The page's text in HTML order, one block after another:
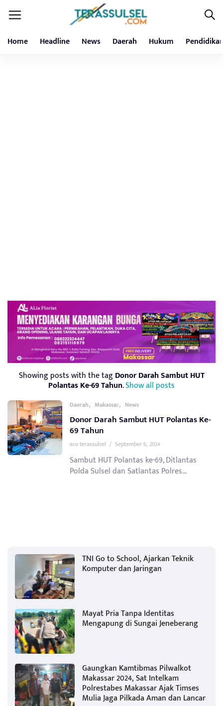
Home Headline News Daerah Hukum
Showing posts with the tagDonor Darah Sambut HUT
Polantas Ke-69 Tahun.Show all posts
Daerah, Makassar, News
Donor Darah Sambut HUT Polantas Ke-
69 Tahun
aco terassulsel / September 6, 2024
Sambut HUT Polantas ke-69, Ditlantas
Polda Sulsel dan Satlantas Polres...
TNI Go to School, Ajarkan Teknik
Komputer dan Jaringan
Mayat Pria Tanpa Identitas
Mengapung di Sungai Jeneberang
Gaungkan Kamtibmas Pilwalkot
Makassar 2024, Sat Intelkam
Polrestabes Makassar Ajak Timses
Mulia Jaga Pilkada Aman dan Lancar